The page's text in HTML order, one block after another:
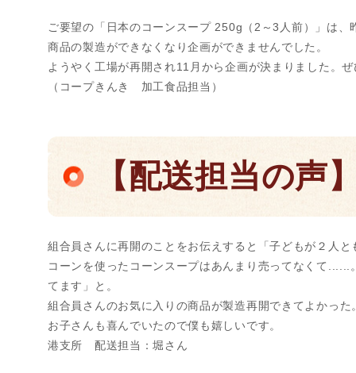
ご要望の「日本のコーンスープ 250g（2～3人前）」は
商品の製造ができなくなり企画ができませんでした。
ようやく工場が再開され11月から企画が決まりました。
（コープきんき 加工食品担当）
【配送担当の声
組合員さんに再開のことをお伝えすると「子どもが２人
コーンを使ったコーンスープはあんまり売ってなくて
てます」と。
組合員さんのお気に入りの商品が製造再開できてよかった
お子さんも喜んでいたので僕も嬉しいです。
港支所 配送担当：堀さん